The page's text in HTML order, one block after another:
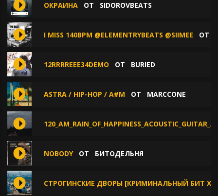
ОКРАИНА ОТ SIDOROVBEATS
I MISS 140BPM @ELEMENTRYBEATS @SIIMEE ОТ
12RRRREEE34DEMO ОТ BURIED
ASTRA / HIP-HOP / A#M ОТ MARCCONE
NOBODY ОТ БИТОДЕЛЬНЯ
СТРОГИНСКИЕ ДВОРЫ [КРИМИНАЛЬНЫЙ БИТ X